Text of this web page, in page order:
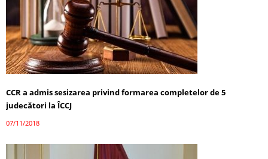
CCR a admis sesizarea privind formarea completelor de 5
judecători la ÎCCJ
07/11/2018